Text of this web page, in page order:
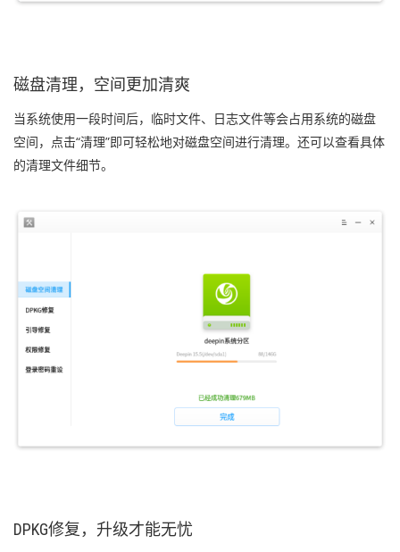
磁盘清理，空间更加清爽
当系统使用一段时间后，临时文件、日志文件等会占用系统的磁盘
空间，点击“清理”即可轻松地对磁盘空间进行清理。还可以查看具体
的清理文件细节。
DPKG修复，升级才能无忧